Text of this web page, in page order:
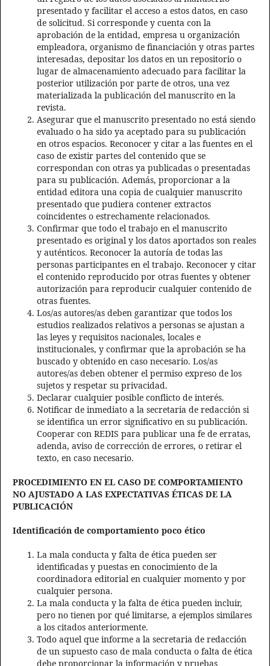
presentado y facilitar el acceso a estos datos, en caso
de solicitud. Si corresponde y cuenta con la
aprobación de la entidad, empresa u organización
empleadora, organismo de financiación y otras partes
interesadas, depositar los datos en un repositorio o
lugar de almacenamiento adecuado para facilitar la
posterior utilización por parte de otros, una vez
materializada la publicación del manuscrito en la
revista.
Asegurar que el manuscrito presentado no está siendo
evaluado o ha sido ya aceptado para su publicación
en otros espacios. Reconocer y citar a las fuentes en el
caso de existir partes del contenido que se
correspondan con otras ya publicadas o presentadas
para su publicación. Además, proporcionar a la
entidad editora una copia de cualquier manuscrito
presentado que pudiera contener extractos
coincidentes o estrechamente relacionados.
Confirmar que todo el trabajo en el manuscrito
presentado es original y los datos aportados son reales
y auténticos. Reconocer la autoría de todas las
personas participantes en el trabajo. Reconocer y citar
el contenido reproducido por otras fuentes y obtener
autorización para reproducir cualquier contenido de
otras fuentes.
Los/as autores/as deben garantizar que todos los
estudios realizados relativos a personas se ajustan a
las leyes y requisitos nacionales, locales e
institucionales, y confirmar que la aprobación se ha
buscado y obtenido en caso necesario. Los/as
autores/as deben obtener el permiso expreso de los
sujetos y respetar su privacidad.
Declarar cualquier posible conflicto de interés.
Notificar de inmediato a la secretaria de redacción si
se identifica un error significativo en su publicación.
Cooperar con REDIS para publicar una fe de erratas,
adenda, aviso de corrección de errores, o retirar el
texto, en caso necesario.
PROCEDIMIENTO EN EL CASO DE COMPORTAMIENTO
NO AJUSTADO A LAS EXPECTATIVAS ÉTICAS DE LA
PUBLICACIÓN
Identificación de comportamiento poco ético
La mala conducta y falta de ética pueden ser
identificadas y puestas en conocimiento de la
coordinadora editorial en cualquier momento y por
cualquier persona.
La mala conducta y la falta de ética pueden incluir,
pero no tienen por qué limitarse, a ejemplos similares
a los citados anteriormente.
Todo aquel que informe a la secretaria de redacción
de un supuesto caso de mala conducta o falta de ética
debe proporcionar la información y pruebas